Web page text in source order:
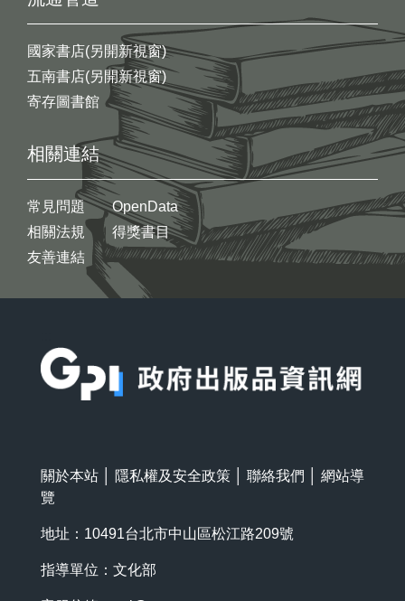
國家書店(另開新視窗)
五南書店(另開新視窗)
寄存圖書館
相關連結
常見問題
相關法規
友善連結
OpenData
得獎書目
關於本站 隱私權及安全政策 聯絡我們
網站導
覽
地址：10491台北市中山區松江路209號
指導單位：文化部